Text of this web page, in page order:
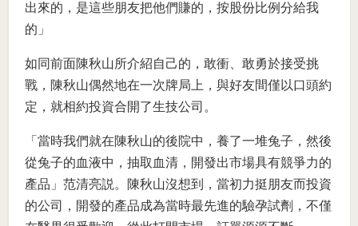
出來的，是這些朋友把他們賺的，按股份比例分給我
的」
如同前面陳秋山所介紹自己的，敢衝、敢勇於接受挑
戰，陳秋山偶然地在一次牌局上，與好友間僅以口頭約
定，就相約投資合開了生技公司。
「當時我們就在陳秋山的後院中，養了一堆兔子，然後
從兔子的血液中，抽取血清，開發出市場具有競爭力的
產品」范清亮説。陳秋山沒想到，當初力挺朋友而投資
的公司，開發的產品成為當時最先進的驗孕試劑，不僅